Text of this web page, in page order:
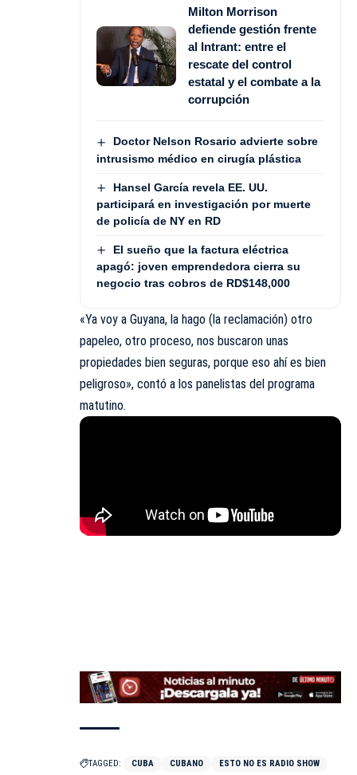
Milton Morrison
defiende gestión frente
al Intrant: entre el
rescate del control
estatal y el combate a la
corrupción
Doctor Nelson Rosario advierte sobre
intrusismo médico en cirugía plástica
Hansel García revela EE. UU.
participará en investigación por muerte
de policía de NY en RD
El sueño que la factura eléctrica
apagó: joven emprendedora cierra su
negocio tras cobros de RD$148,000
«Ya voy a Guyana, la hago (la reclamación) otro
papeleo, otro proceso, nos buscaron unas
propiedades bien seguras, porque eso ahí es bien
peligroso», contó a los panelistas del programa
matutino.
TAGGED: CUBA CUBANO ESTO NO ES RADIO SHOW